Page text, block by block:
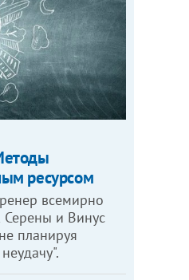
ресурсом
всемирно
Серены и Винус
планируя